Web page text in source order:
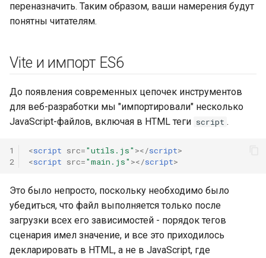
переназначить. Таким образом, ваши намерения будут
понятны читателям.
Vite и импорт ES6
До появления современных цепочек инструментов
для веб-разработки мы "импортировали" несколько
JavaScript-файлов, включая в HTML теги script .
1
2
<script src="utils.js" ></script>
<script src="main.js" ></script>
Это было непросто, поскольку необходимо было
убедиться, что файл выполняется только после
загрузки всех его зависимостей - порядок тегов
сценария имел значение, и все это приходилось
декларировать в HTML, а не в JavaScript, где